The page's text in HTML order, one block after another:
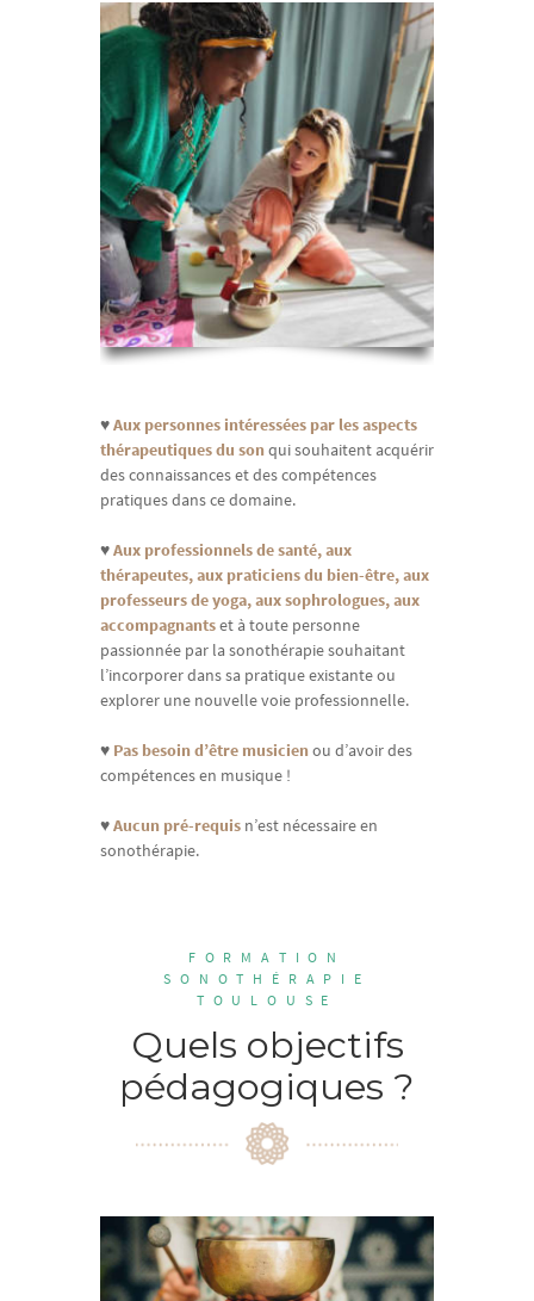
♥Aux personnes intéressées par les aspects
thérapeutiques du sonqui souhaitent acquérir
des connaissances et des compétences
pratiques dans ce domaine.
♥Aux professionnels de santé, aux
thérapeutes, aux praticiens du bien-être, aux
professeurs de yoga, aux sophrologues, aux
accompagnantset à toute personne
passionnée par la sonothérapie souhaitant
l’incorporer dans sa pratique existante ou
explorer une nouvelle voie professionnelle.
♥ Pas besoin d’être musicienou d’avoir des
compétences en musique !
♥Aucun pré-requis n’est nécessaire en
sonothérapie.
FORMATION
SONOTHÉRAPIE
TOULOUSE
Quels objectifs
pédagogiques ?